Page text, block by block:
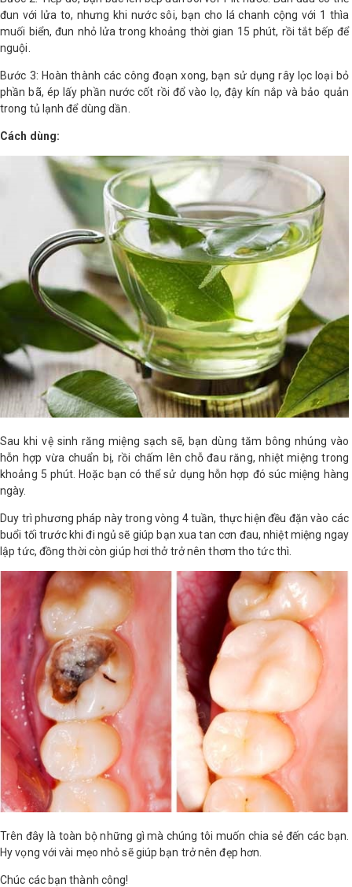
đun với lửa to, nhưng khi nước sôi, bạn cho lá chanh cộng với 1 thìa
muối biển, đun nhỏ lửa trong khoảng thời gian 15 phút, rồi tắt bếp để
nguội.
Bước 3: Hoàn thành các công đoạn xong, bạn sử dụng rây lọc loại bỏ
phần bã, ép lấy phần nước cốt rồi đổ vào lọ, đậy kín nắp và bảo quản
trong tủ lạnh để dùng dần.
Cách dùng:
Sau khi vệ sinh răng miệng sạch sẽ, bạn dùng tăm bông nhúng vào
hỗn hợp vừa chuẩn bị, rồi chấm lên chỗ đau răng, nhiệt miệng trong
khoảng 5 phút. Hoặc bạn có thể sử dụng hỗn hợp đó súc miệng hàng
ngày.
Duy trì phương pháp này trong vòng 4 tuần, thực hiện đều đặn vào các
buổi tối trước khi đi ngủ sẽ giúp bạn xua tan cơn đau, nhiệt miệng ngay
lập tức, đồng thời còn giúp hơi thở trở nên thơm tho tức thì.
Trên đây là toàn bộ những gì mà chúng tôi muốn chia sẻ đến các bạn.
Hy vọng với vài mẹo nhỏ sẽ giúp bạn trở nên đẹp hơn.
Chúc các bạn thành công!